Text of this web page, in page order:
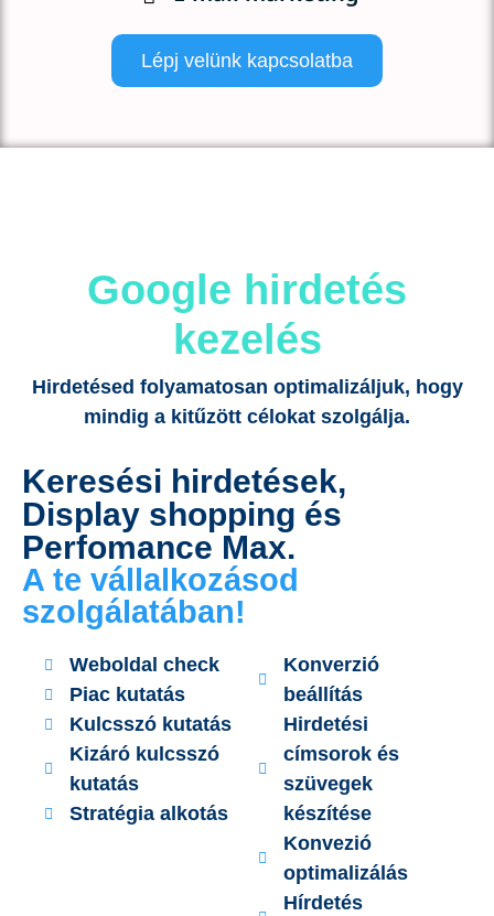
Lépj velünk kapcsolatba
Google hirdetés
kezelés
Hirdetésed folyamatosan optimalizáljuk, hogy
mindig a kitűzött célokat szolgálja.
Keresési hirdetések,
Display shopping és
Perfomance Max.
A te vállalkozásod
szolgálatában!
Weboldal check
Piac kutatás
Kulcsszó kutatás
Kizáró kulcsszó
kutatás
Stratégia alkotás
Konverzió
beállítás
Hirdetési
címsorok és
szüvegek
készítése
Konvezió
optimalizálás
Hírdetés